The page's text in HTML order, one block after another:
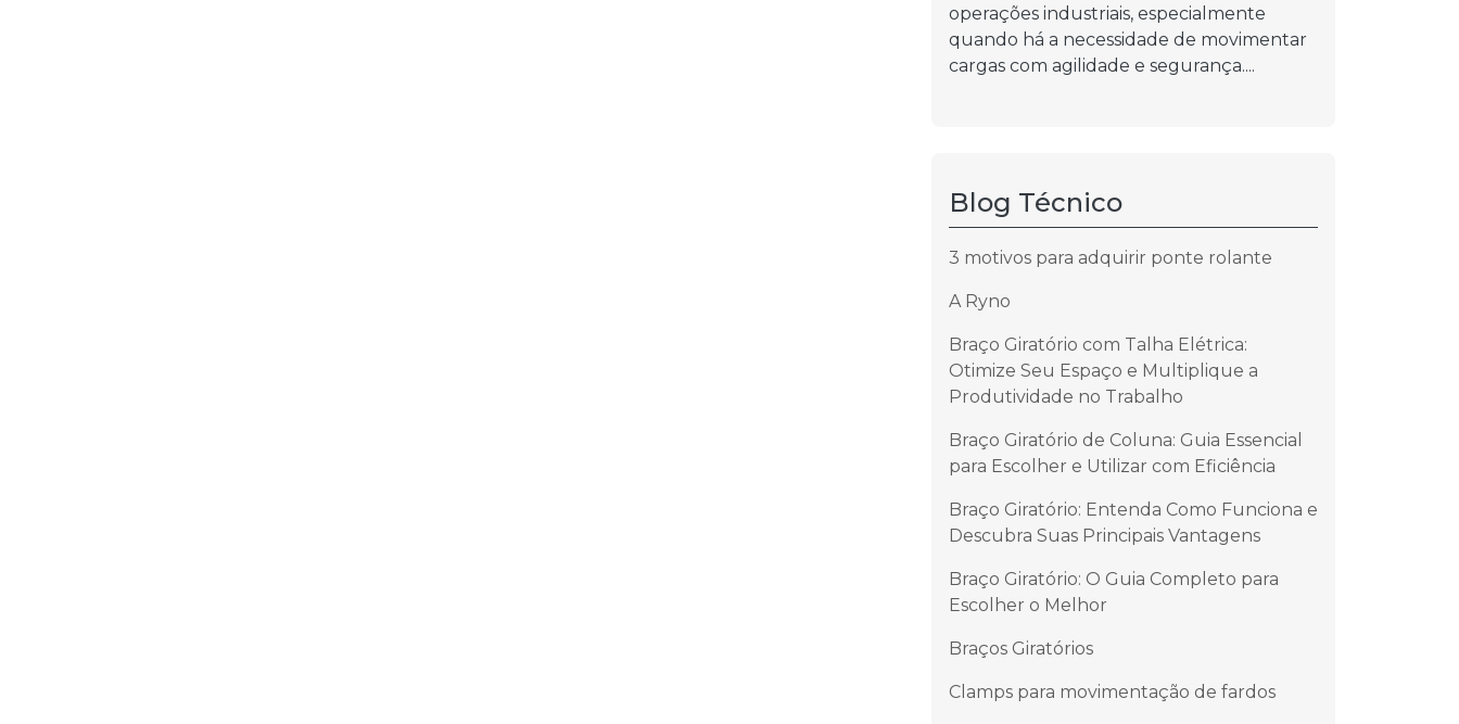
operações industriais, especialmente
quando há a necessidade de movimentar
cargas com agilidade e segurança....
Blog Técnico
3 motivos para adquirir ponte rolante
A Ryno
Braço Giratório com Talha Elétrica:
Otimize Seu Espaço e Multiplique a
Produtividade no Trabalho
Braço Giratório de Coluna: Guia Essencial
para Escolher e Utilizar com Eficiência
Braço Giratório: Entenda Como Funciona e
Descubra Suas Principais Vantagens
Braço Giratório: O Guia Completo para
Escolher o Melhor
Braços Giratórios
Clamps para movimentação de fardos